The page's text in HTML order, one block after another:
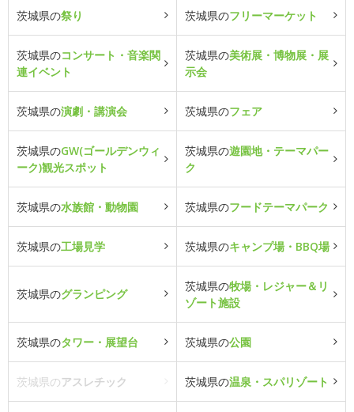
茨城県の祭り 茨城県のフリーマーケット
茨城県のコンサート・音楽関
連イベント
茨城県の美術展・博物展・展
示会
茨城県の演劇・講演会 茨城県のフェア
茨城県のGW(ゴールデンウィ
ーク)観光スポット
茨城県の遊園地・テーマパー
ク
茨城県の水族館・動物園 茨城県のフードテーマパーク
茨城県の工場見学 茨城県のキャンプ場・BBQ場
茨城県のグランピング
茨城県の牧場・レジャー＆リ
ゾート施設
茨城県のタワー・展望台 茨城県の公園
茨城県のアスレチック 茨城県の温泉・スパリゾート